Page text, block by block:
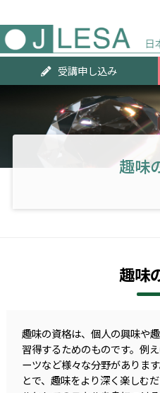
受講申し込み
趣味
趣味
趣味の資格は、個人の興味や
習得するためのものです。例
ーツなど様々な分野がありま
とで、趣味をより深く楽しむ